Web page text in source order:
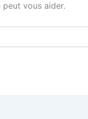
peut vous aider.